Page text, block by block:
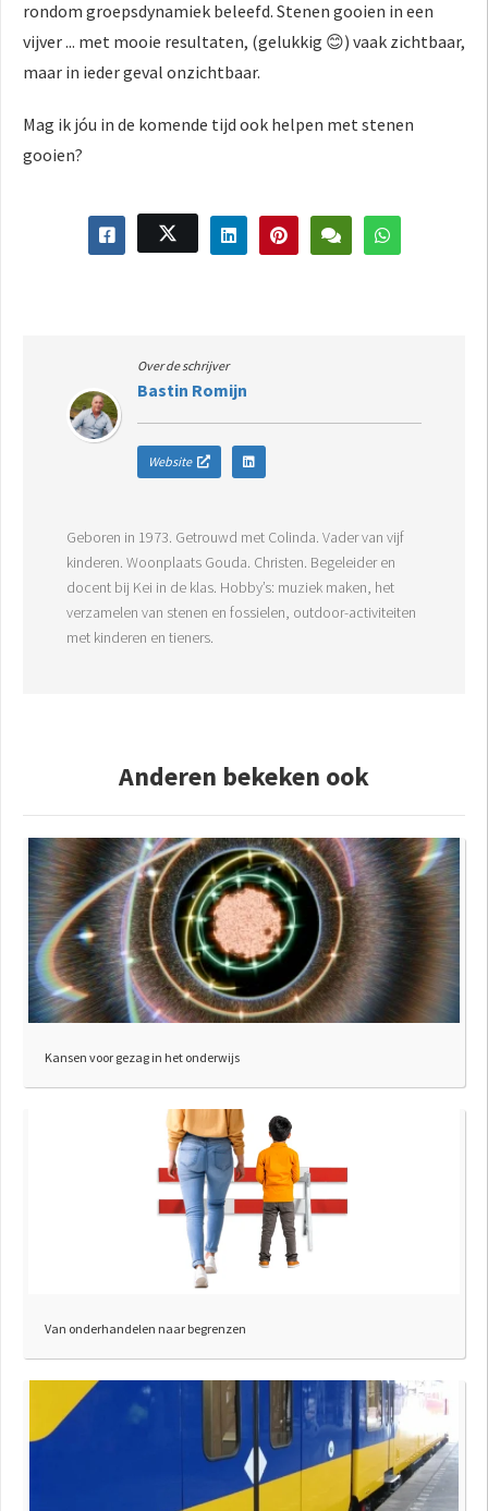
rondom groepsdynamiek beleefd. Stenen gooien in een
vijver ... met mooie resultaten, (gelukkig 😊) vaak zichtbaar,
maar in ieder geval onzichtbaar.
Mag ik jóu in de komende tijd ook helpen met stenen
gooien?
Over de schrijver
Bastin Romijn
Website
Geboren in 1973. Getrouwd met Colinda. Vader van vijf
kinderen. Woonplaats Gouda. Christen. Begeleider en
docent bij Kei in de klas. Hobby’s: muziek maken, het
verzamelen van stenen en fossielen, outdoor-activiteiten
met kinderen en tieners.
Anderen bekeken ook
Kansen voor gezag in het onderwijs
Van onderhandelen naar begrenzen